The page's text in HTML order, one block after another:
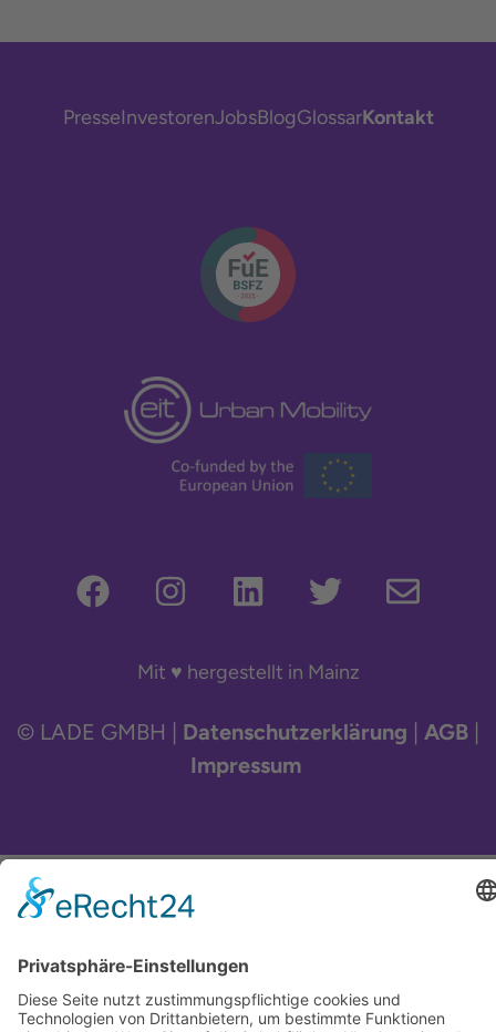
PresseInvestorenJobsBlogGlossarKontakt
Mit ♥ hergestellt in Mainz
© LADE GMBH | Datenschutzerklärung AGB
Impressum